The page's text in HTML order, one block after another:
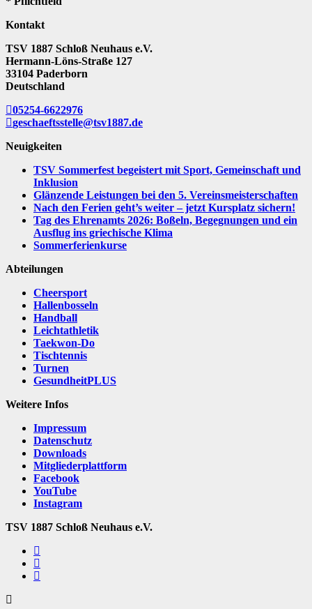
Kontakt
TSV 1887 Schloß Neuhaus e.V.
Hermann-Löns-Straße 127
33104 Paderborn
Deutschland
05254-6622976
geschaeftsstelle@tsv1887.de
Neuigkeiten
TSV Sommerfest begeistert mit Sport, Gemeinschaft und
Inklusion
Glänzende Leistungen bei den 5. Vereinsmeisterschaften
Nach den Ferien geht’s weiter – jetzt Kursplatz sichern!
Tag des Ehrenamts 2026: Boßeln, Begegnungen und ein
Ausflug ins griechische Klima
Sommerferienkurse
Abteilungen
Cheersport
Hallenbosseln
Handball
Leichtathletik
Taekwon-Do
Tischtennis
Turnen
GesundheitPLUS
Weitere Infos
Impressum
Datenschutz
Downloads
Mitgliederplattform
Facebook
YouTube
Instagram
TSV 1887 Schloß Neuhaus e.V.